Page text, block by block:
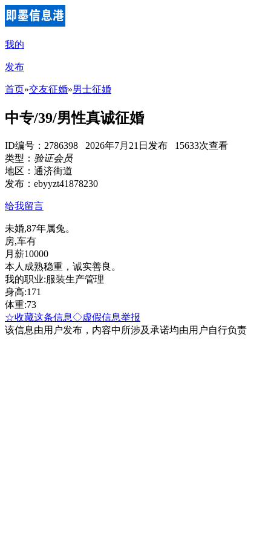
我的
发布
首页»交友征婚»男士征婚
中专/39/男性真诚征婚
ID编号：2786398 2026年7月21日发布 15633次查看
类型： 验证会员
地区：通济街道
发布：ebyyzt41878230
给我留言
未婚,87年属兔。
房,车有
月薪10000
本人成熟稳重，诚实善良。
我的职业:服装生产管理
身高:171
体重:73
☆收藏这条信息◇虚假信息举报
该信息由用户发布，内容中所涉及承诺均由用户自行负责